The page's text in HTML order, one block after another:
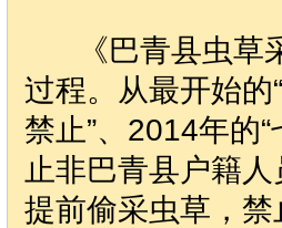
《巴青县虫草采
过程。从最开始的
禁止”、2014年的
止非巴青县户籍
提前偷采虫草，